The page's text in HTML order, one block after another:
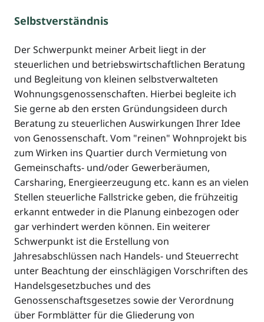
Selbstverständnis
Der Schwerpunkt meiner Arbeit liegt in der
steuerlichen und betriebswirtschaftlichen Beratung
und Begleitung von kleinen selbstverwalteten
Wohnungsgenossenschaften. Hierbei begleite ich
Sie gerne ab den ersten Gründungsideen durch
Beratung zu steuerlichen Auswirkungen Ihrer Idee
von Genossenschaft. Vom "reinen" Wohnprojekt bis
zum Wirken ins Quartier durch Vermietung von
Gemeinschafts- und/oder Gewerberäumen,
Carsharing, Energieerzeugung etc. kann es an vielen
Stellen steuerliche Fallstricke geben, die frühzeitig
erkannt entweder in die Planung einbezogen oder
gar verhindert werden können. Ein weiterer
Schwerpunkt ist die Erstellung von
Jahresabschlüssen nach Handels- und Steuerrecht
unter Beachtung der einschlägigen Vorschriften des
Handelsgesetzbuches und des
Genossenschaftsgesetzes sowie der Verordnung
über Formblätter für die Gliederung von